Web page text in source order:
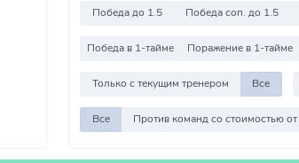
Победа до 1.5 Победа соп. до 1.5
Победа в 1-тайме Поражение в 1-тайме
Только с текущим тренером Все
Все Против команд со стоимостью от